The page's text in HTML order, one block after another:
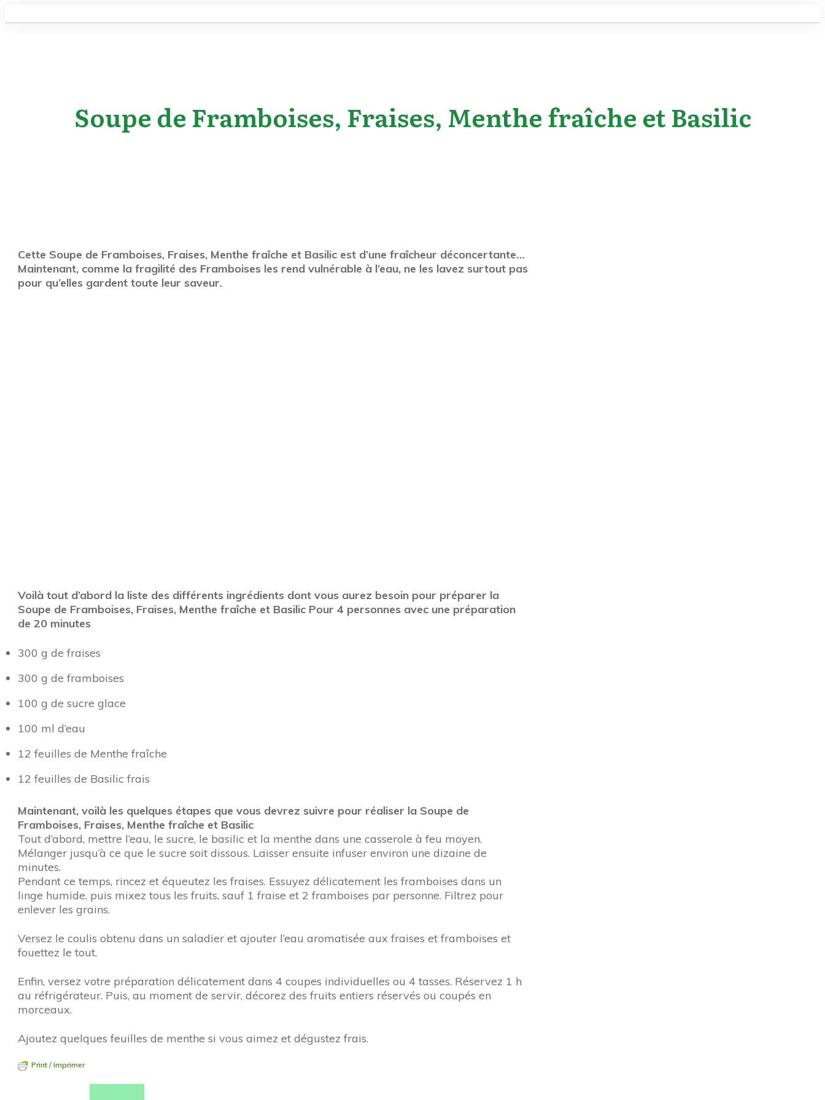
Soupe de Framboises, Fraises, Menthe fraîche et Basilic
Cette Soupe de Framboises, Fraises, Menthe fraîche et Basilic est d’une fraîcheur déconcertante…
Maintenant, comme la fragilité des Framboises les rend vulnérable à l’eau, ne les lavez surtout pas
pour qu’elles gardent toute leur saveur.
Voilà tout d’abord la liste des différents ingrédients dont vous aurez besoin pour préparer la
Soupe de Framboises, Fraises, Menthe fraîche et Basilic Pour 4 personnes avec une préparation
de 20 minutes
300 g de fraises
300 g de framboises
100 g de sucre glace
100 ml d’eau
12 feuilles de Menthe fraîche
12 feuilles de Basilic frais
Maintenant, voilà les quelques étapes que vous devrez suivre pour réaliser la Soupe de
Framboises, Fraises, Menthe fraîche et Basilic
Tout d’abord, mettre l’eau, le sucre, le basilic et la menthe dans une casserole à feu moyen.
Mélanger jusqu’à ce que le sucre soit dissous. Laisser ensuite infuser environ une dizaine de
minutes.
Pendant ce temps, rincez et équeutez les fraises. Essuyez délicatement les framboises dans un
linge humide, puis mixez tous les fruits, sauf 1 fraise et 2 framboises par personne. Filtrez pour
enlever les grains.
Versez le coulis obtenu dans un saladier et ajouter l’eau aromatisée aux fraises et framboises et
fouettez le tout.
Enfin, versez votre préparation délicatement dans 4 coupes individuelles ou 4 tasses. Réservez 1 h
au réfrigérateur. Puis, au moment de servir, décorez des fruits entiers réservés ou coupés en
morceaux.
Ajoutez quelques feuilles de menthe si vous aimez et dégustez frais.
Print / Imprimer